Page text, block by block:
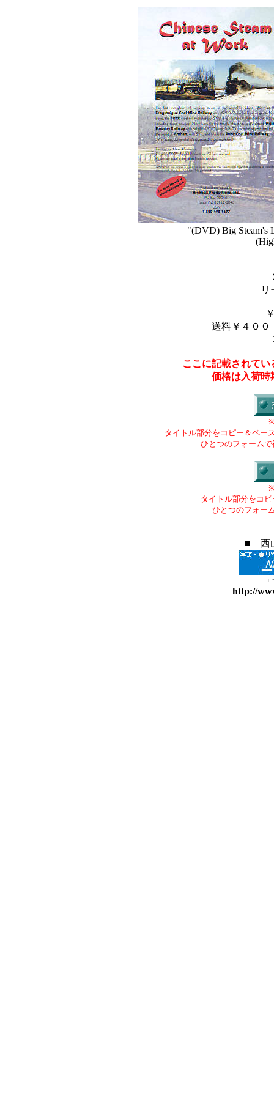
"(DVD) Big Steam's
リ
送料￥４００
ここに記載されて
価格は入荷時
タイトル部分をコピー＆ペー
ひとつのフォーム
タイトル部分をコ
ひとつのフォー
■ 西
+
http://